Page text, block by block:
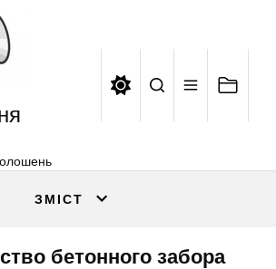
ЗМІСТ
бетонного забора